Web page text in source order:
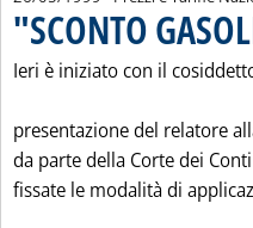
"SCONTO
Ieri è iniziato con il
presentazione del relatore
da parte della Corte dei
fissate le modalità di